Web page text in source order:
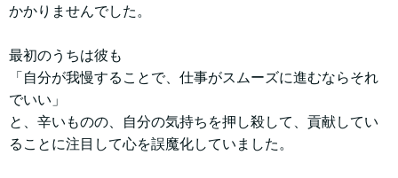
かかりませんでした。
最初のうちは彼も
「自分が我慢することで、仕事がスムーズに進むならそれ
でいい」
と、辛いものの、自分の気持ちを押し殺して、貢献してい
ることに注目して心を誤魔化していました。